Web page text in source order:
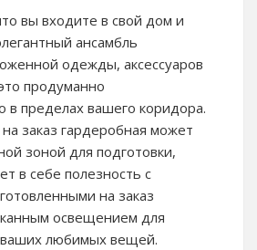
вы входите в свой дом и
ансамбль
одежды, аксессуаров
продуманно
в пределах вашего коридора.
заказ гардеробная может
зоной для подготовки,
в себе полезность с
на заказ
освещением для
любимых вещей.